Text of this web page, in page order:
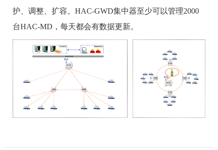
护、调整、扩容。HAC-GWD集中器至少可以管理2000
台HAC-MD，每天都会有数据更新。